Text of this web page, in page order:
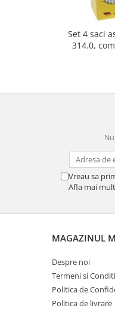
Ochelari de vedere
Gaming, Carti & Birotica
Accesorii aparate de ras
Accesorii aparate hair
Aparate & Accesorii
Aparate cosmetice
Articole Sanatate si
Jucarii, Copii & Bebe
Camera copilului
Hrana bebelusi
Set 4 saci
314.0,
Vreau sa
Afla mai
MAGAZINUL
Despre noi
Termeni si
Politica de
Politica de livrare